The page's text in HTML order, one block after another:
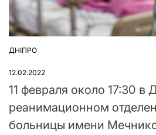
ОПУБЛІКУВАТИ
ДНІПРО
12.02.2022
11 февраля около 17:30 в
реанимационном
больницы имени